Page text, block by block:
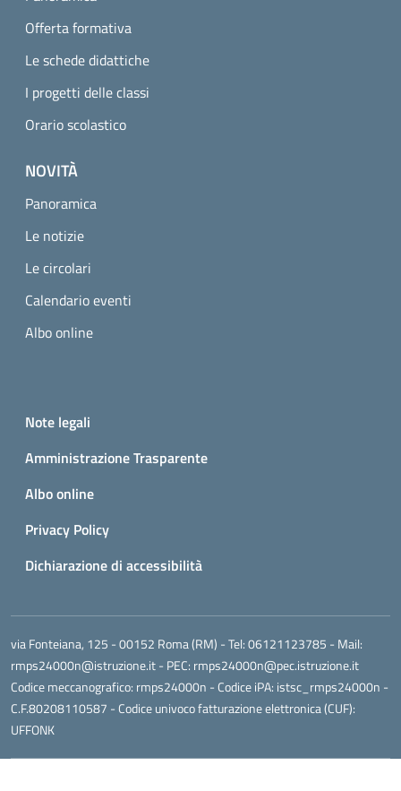
Offerta formativa
Le schede didattiche
I progetti delle classi
Orario scolastico
NOVITÀ
Panoramica
Le notizie
Le circolari
Calendario eventi
Albo online
Small prints
Note legali
Amministrazione Trasparente
Albo online
Privacy Policy
Dichiarazione di accessibilità
via Fonteiana, 125 - 00152 Roma (RM) - Tel:06121123785 - Mail:
rmps24000n@istruzione.it- PEC: rmps24000n@pec.istruzione.it
Codice meccanografico: rmps24000n - Codice iPA: istsc_rmps24000n -
C.F.80208110587 - Codice univoco fatturazione elettronica (CUF):
UFFONK